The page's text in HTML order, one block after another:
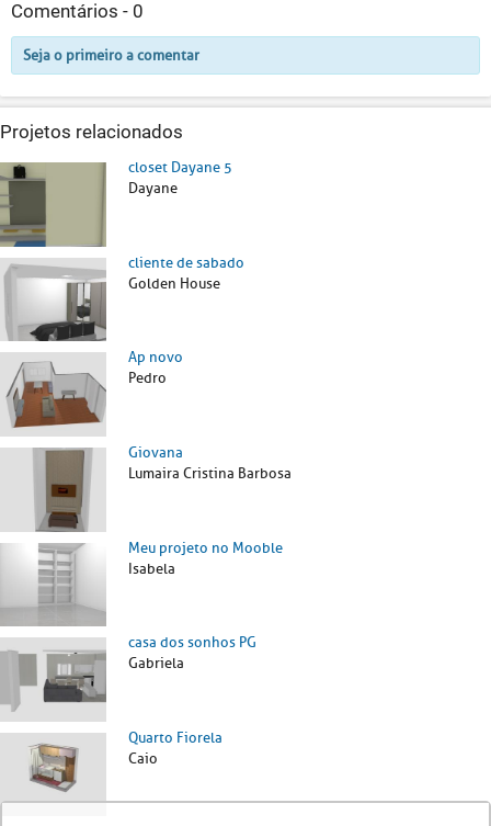
Comentários - 0
Seja o primeiro a comentar
Projetos relacionados
closet Dayane 5
Dayane
cliente de sabado
Golden House
Ap novo
Pedro
Giovana
Lumaira Cristina Barbosa
Meu projeto no Mooble
Isabela
casa dos sonhos PG
Gabriela
Quarto Fiorela
Caio